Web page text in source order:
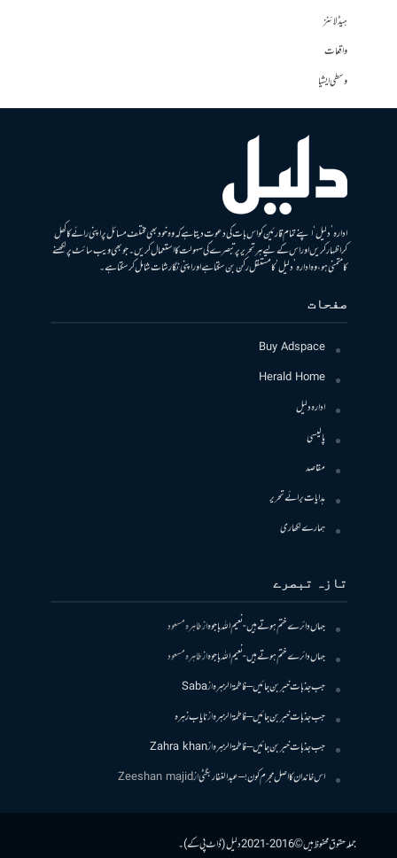
ہیڈلائنز
واقعات
وسطی ایشیا
ادارہ ’دلیل‘ اپنے تمام قارئین کو اس بات کی دعوت دیتا ہے کہ وہ خود بھی مختلف مسائل پر اپنی رائے کا کھل
کر اظہار کریں اور اس کے لیے ہر تحریر پر تبصرے کی سہولت کا استعمال کریں۔ جو بھی ویب سائٹ پر لکھنے
کا متمنی ہو، وہ ادارہ ’دلیل‘ کا مستقل رکن بن سکتا ہے اور اپنی نگارشات شامل کرسکتا ہے۔
صفحات
Buy Adspace
Herald Home
ادارہ دلیل
پالیسی
مقاصد
ہدایات برائے تحریر
ہمارے لکھاری
تازہ تبصرے
جہاں دائرے ختم ہوتے ہیں- نعیم اللہ باجوہازطاہرہ مسعود
جہاں دائرے ختم ہوتے ہیں- نعیم اللہ باجوہازطاہرہ مسعود
جب جذبات خبر بن جائیں – فاطمۃالزہرہازSaba
جب جذبات خبر بن جائیں – فاطمۃالزہرہازنایاب زہرہ
جب جذبات خبر بن جائیں – فاطمۃالزہرہازZahra khan
اس خاندان کا اصل مجرم کون! – عبدالغفار بگٹیازZeeshan majid
جملہ حقوق محفوظ ہیں © 2016-2021 دلیل (ڈاٹ پی کے)۔